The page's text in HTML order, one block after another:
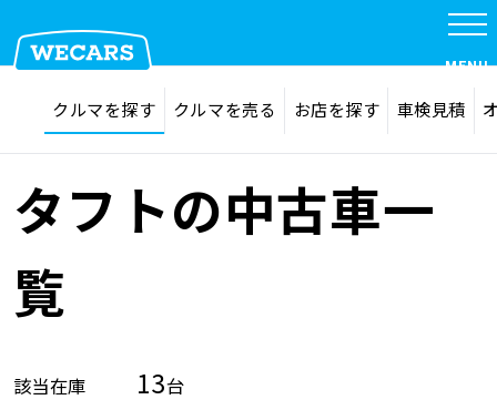
在庫検索 サイト内検索
MENU
クルマを探す
クルマを探す クルマを売る お店を探す 車検見積
タフトの中古車一
覧
該当在庫 13台